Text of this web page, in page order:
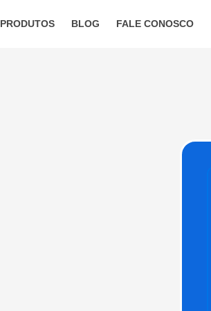
PRODUTOS BLOG FALE CONOSCO